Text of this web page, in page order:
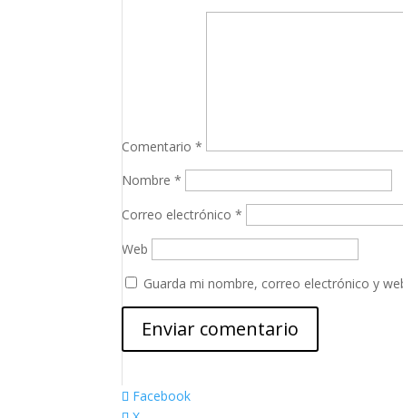
Comentario*
Nombre*
Correo electrónico*
Web
Guarda mi nombre, correo electrónico y
Facebook